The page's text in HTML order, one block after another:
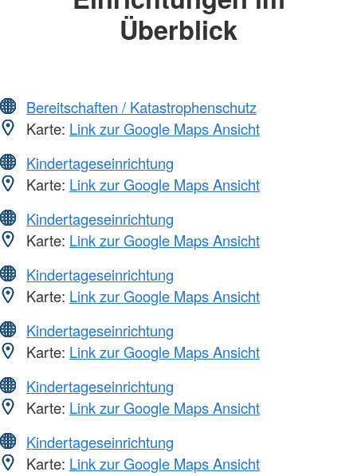
Überblick
Bereitschaften / Katastrophenschutz
Karte: Link zur Google Maps Ansicht
Kindertageseinrichtung
Karte: Link zur Google Maps Ansicht
Kindertageseinrichtung
Karte: Link zur Google Maps Ansicht
Kindertageseinrichtung
Karte: Link zur Google Maps Ansicht
Kindertageseinrichtung
Karte: Link zur Google Maps Ansicht
Kindertageseinrichtung
Karte: Link zur Google Maps Ansicht
Kindertageseinrichtung
Karte: Link zur Google Maps Ansicht